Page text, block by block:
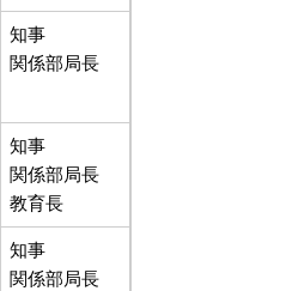
知事
関係部局長
知事
関係部局長
教育長
知事
関係部局長